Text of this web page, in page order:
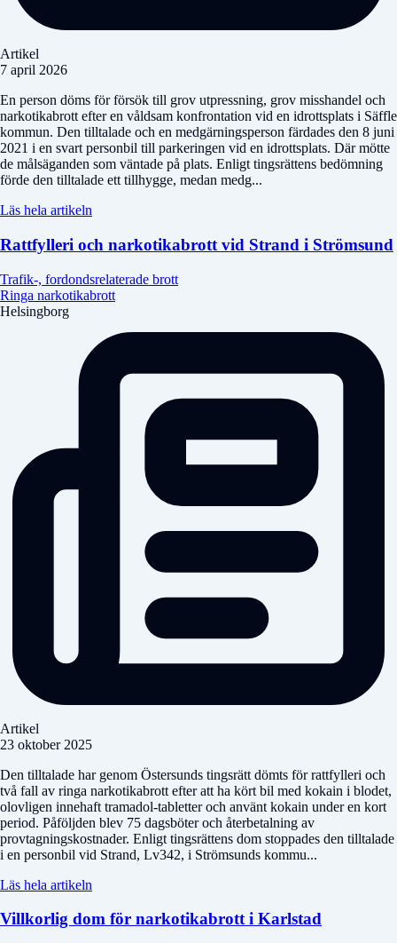
Artikel
7 april 2026
En person döms för försök till grov utpressning, grov misshandel och
narkotikabrott efter en våldsam konfrontation vid en idrottsplats i Säffle
kommun. Den tilltalade och en medgärningsperson färdades den 8 juni
2021 i en svart personbil till parkeringen vid en idrottsplats. Där mötte
de målsäganden som väntade på plats. Enligt tingsrättens bedömning
förde den tilltalade ett tillhygge, medan medg...
Läs hela artikeln
Rattfylleri och narkotikabrott vid Strand i Strömsund
Trafik-, fordondsrelaterade brott
Ringa narkotikabrott
Helsingborg
Artikel
23 oktober 2025
Den tilltalade har genom Östersunds tingsrätt dömts för rattfylleri och
två fall av ringa narkotikabrott efter att ha kört bil med kokain i blodet,
olovligen innehaft tramadol-tabletter och använt kokain under en kort
period. Påföljden blev 75 dagsböter och återbetalning av
provtagningskostnader. Enligt tingsrättens dom stoppades den tilltalade
i en personbil vid Strand, Lv342, i Strömsunds kommu...
Läs hela artikeln
Villkorlig dom för narkotikabrott i Karlstad